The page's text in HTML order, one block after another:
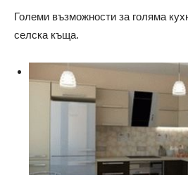
Големи възможности за голяма
селска къща.